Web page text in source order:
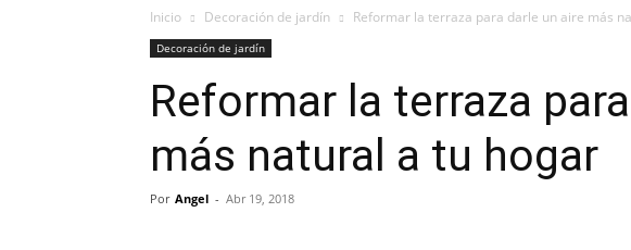
Inicio Decoración de jardín Reformar la terraza para darle un aire más
Decoración de jardín
Reformar la terraza
más natural a tu hogar
Por Angel - Abr 19, 2018